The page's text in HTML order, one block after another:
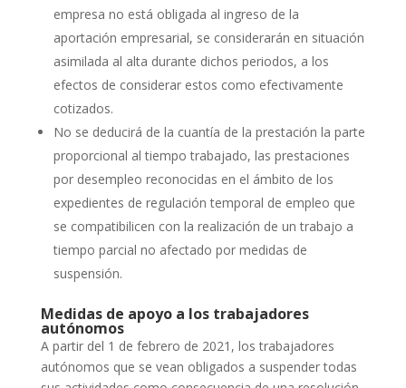
empresa no está obligada al ingreso de la
aportación empresarial, se considerarán en situación
asimilada al alta durante dichos periodos, a los
efectos de considerar estos como efectivamente
cotizados.
No se deducirá de la cuantía de la prestación la parte
proporcional al tiempo trabajado, las prestaciones
por desempleo reconocidas en el ámbito de los
expedientes de regulación temporal de empleo que
se compatibilicen con la realización de un trabajo a
tiempo parcial no afectado por medidas de
suspensión.
Medidas de apoyo a los trabajadores
autónomos
A partir del 1 de febrero de 2021, los trabajadores
autónomos que se vean obligados a suspender todas